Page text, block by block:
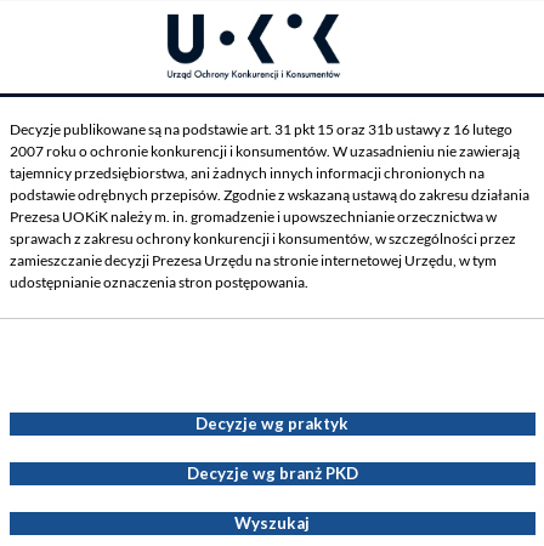
Decyzje publikowane są na podstawie art. 31 pkt 15 oraz 31b ustawy z 16 lutego
2007 roku o ochronie konkurencji i konsumentów. W uzasadnieniu nie zawierają
tajemnicy przedsiębiorstwa, ani żadnych innych informacji chronionych na
podstawie odrębnych przepisów. Zgodnie z wskazaną ustawą do zakresu działania
Prezesa UOKiK należy m. in. gromadzenie i upowszechnianie orzecznictwa w
sprawach z zakresu ochrony konkurencji i konsumentów, w szczególności przez
zamieszczanie decyzji Prezesa Urzędu na stronie internetowej Urzędu, w tym
udostępnianie oznaczenia stron postępowania.
Decyzje wg praktyk
Decyzje wg branż PKD
Wyszukaj